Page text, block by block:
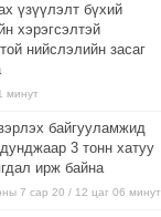
үзүүлэлт бүхий
хэрэгсэлтэй
нийслэлийн засаг
минут
байгууламжид
3 тонн хатуу
ирж байна
7 сар 20 / 12 цаг 06 минут